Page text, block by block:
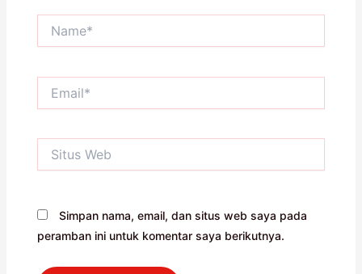
Web
Simpan nama, email, dan situs web saya pada
peramban ini untuk komentar saya berikutnya.